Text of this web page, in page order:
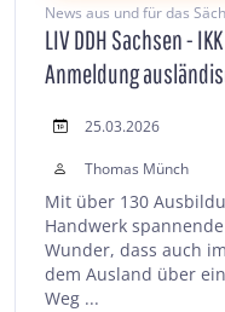
News aus und für das
LIV DDH Sachsen -
Anmeldung
25.03.2026
Thomas Münch
Mit über 130
Handwerk
Wunder, dass auch
dem Ausland über
Weg ...